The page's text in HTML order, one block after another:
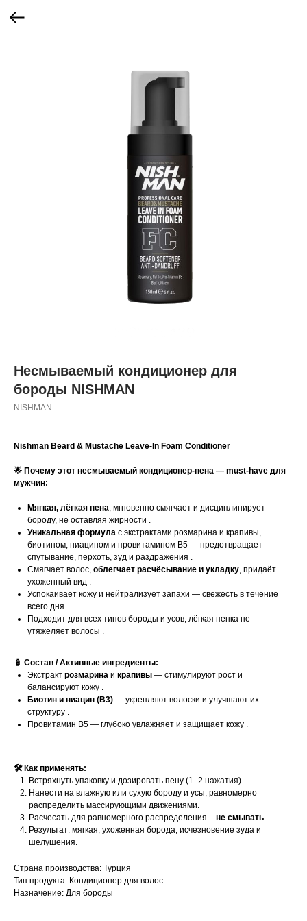
Несмываемый кондиционер для
бороды NISHMAN
NISHMAN
Nishman Beard & Mustache Leave‑In Foam Conditioner
🌟 Почему этот несмываемый кондиционер‑пена — must-have для
мужчин:
Мягкая, лёгкая пена, мгновенно смягчает и дисциплинирует
бороду, не оставляя жирности .
Уникальная формула с экстрактами розмарина и крапивы,
биотином, ниацином и провитамином B5 — предотвращает
спутывание, перхоть, зуд и раздражения .
Смягчает волос, облегчает расчёсывание и укладку, придаёт
ухоженный вид .
Успокаивает кожу и нейтрализует запахи — свежесть в течение
всего дня .
Подходит для всех типов бороды и усов, лёгкая пенка не
утяжеляет волосы .
🧴 Состав / Активные ингредиенты:
Экстракт розмарина и крапивы — стимулируют рост и
балансируют кожу .
Биотин и ниацин (B3) — укрепляют волоски и улучшают их
структуру .
Провитамин B5 — глубоко увлажняет и защищает кожу .
🛠 Как применять:
Встряхнуть упаковку и дозировать пену (1–2 нажатия).
Нанести на влажную или сухую бороду и усы, равномерно
распределить массирующими движениями.
Расчесать для равномерного распределения – не смывать.
Результат: мягкая, ухоженная борода, исчезновение зуда и
шелушения.
Страна производства: Турция
Тип продукта: Кондиционер для волос
Назначение: Для бороды